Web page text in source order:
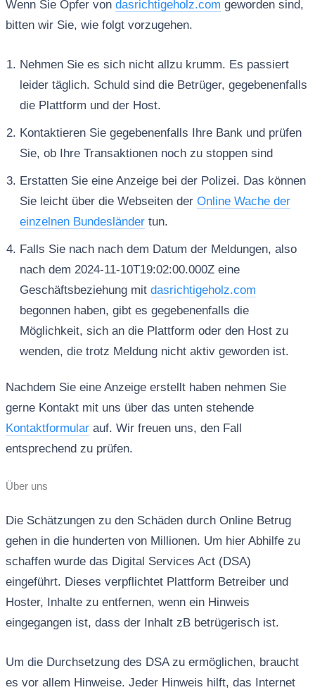
Wenn Sie Opfer von dasrichtigeholz.com geworden sind,
bitten wir Sie, wie folgt vorzugehen.
Nehmen Sie es sich nicht allzu krumm. Es passiert
leider täglich. Schuld sind die Betrüger, gegebenenfalls
die Plattform und der Host.
Kontaktieren Sie gegebenenfalls Ihre Bank und prüfen
Sie, ob Ihre Transaktionen noch zu stoppen sind
Erstatten Sie eine Anzeige bei der Polizei. Das können
Sie leicht über die Webseiten der Online Wache der
einzelnen Bundesländertun.
Falls Sie nach nach dem Datum der Meldungen, also
nach dem 2024-11-10T19:02:00.000Z eine
Geschäftsbeziehung mit dasrichtigeholz.com
begonnen haben, gibt es gegebenenfalls die
Möglichkeit, sich an die Plattform oder den Host zu
wenden, die trotz Meldung nicht aktiv geworden ist.
Nachdem Sie eine Anzeige erstellt haben nehmen Sie
gerne Kontakt mit uns über das unten stehende
Kontaktformularauf. Wir freuen uns, den Fall
entsprechend zu prüfen.
Über uns
Die Schätzungen zu den Schäden durch Online Betrug
gehen in die hunderten von Millionen. Um hier Abhilfe zu
schaffen wurde das Digital Services Act (DSA)
eingeführt. Dieses verpflichtet Plattform Betreiber und
Hoster, Inhalte zu entfernen, wenn ein Hinweis
eingegangen ist, dass der Inhalt zB betrügerisch ist.
Um die Durchsetzung des DSA zu ermöglichen, braucht
es vor allem Hinweise. Jeder Hinweis hilft, das Internet